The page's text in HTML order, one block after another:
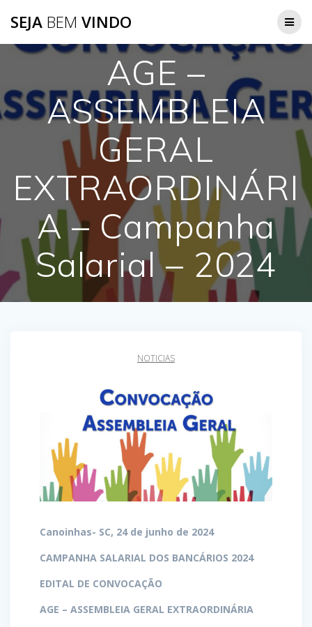
SEJA BEM VINDO
AGE –
ASSEMBLEIA
GERAL
EXTRAORDINÁRI
A – Campanha
Salarial – 2024
NOTICIAS
Canoinhas- SC, 24 de junho de 2024
CAMPANHA SALARIAL DOS BANCÁRIOS 2024
EDITAL DE CONVOCAÇÃO
AGE – ASSEMBLEIA GERAL EXTRAORDINÁRIA